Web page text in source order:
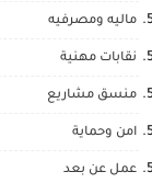
ماليه ومصرفيه
نقابات مهنية
منسق مشاريع
امن وحماية
عمل عن بعد